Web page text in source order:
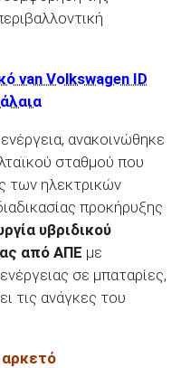
van Volkswagen ID
ανακοινώθηκε
σταθμού που
των ηλεκτρικών
προκήρυξης
υβριδικού
από ΑΠΕ με
σε μπαταρίες,
τις ανάγκες του
αρκετό